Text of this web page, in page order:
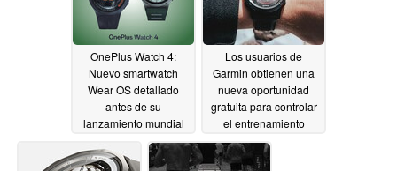
OnePlus Watch 4:
Nuevo smartwatch
Wear OS detallado
antes de su
lanzamiento mundial
04/16/2026
Los usuarios de
Garmin obtienen una
nueva oportunidad
gratuita para controlar
el entrenamiento
04/16/2026